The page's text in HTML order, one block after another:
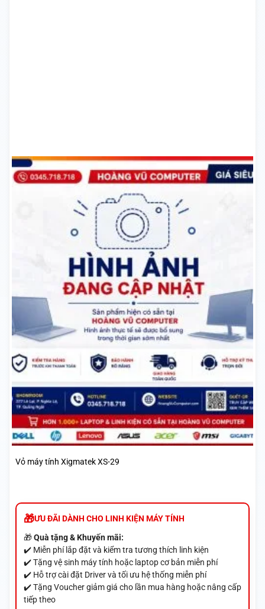
Vỏ máy tính Xigmatek XS-29
ƯU ĐÃI DÀNH CHO LINH KIỆN MÁY TÍNH
🎁Quà tặng & Khuyến mãi:
✔️ Miễn phí lắp đặt và kiểm tra tương thích linh kiện
✔️ Tặng vệ sinh máy tính hoặc laptop cơ bản miễn phí
✔️ Hỗ trợ cài đặt Driver và tối ưu hệ thống miễn phí
✔️ Tặng Voucher giảm giá cho lần mua hàng hoặc nâng cấp
tiếp theo